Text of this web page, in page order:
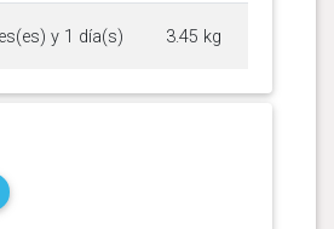
y 1 día(s) 3.45 kg